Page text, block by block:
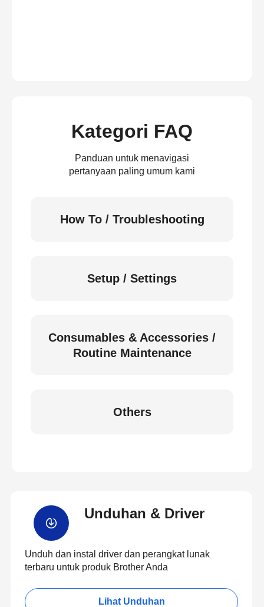
Kategori FAQ
Panduan untuk menavigasi
pertanyaan paling umum kami
How To / Troubleshooting
Setup / Settings
Consumables & Accessories /
Routine Maintenance
Others
Unduhan & Driver
Unduh dan instal driver dan perangkat lunak
terbaru untuk produk Brother Anda
Lihat Unduhan